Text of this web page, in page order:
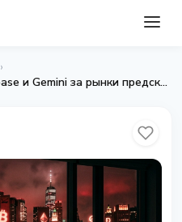
›
Нью-Йорк подал в суд на Coinbase и Gemini за рынки предсказаний